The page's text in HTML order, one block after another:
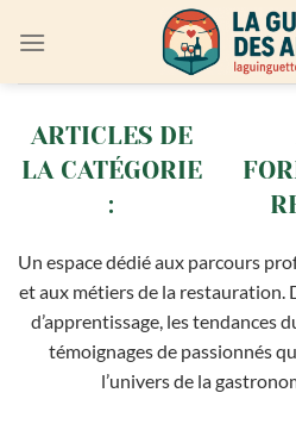
Un espace dédié aux parcours
et aux métiers de la restauration.
d’apprentissage, les tendances
témoignages de passionnés
l’univers de la